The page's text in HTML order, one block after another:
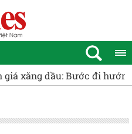
hướng tới thị trường ổn